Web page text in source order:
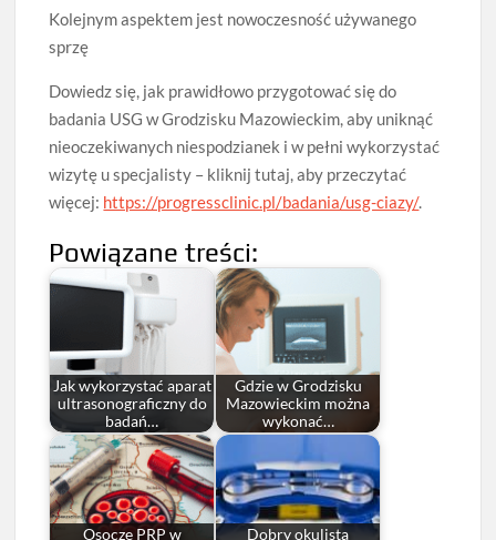
Kolejnym aspektem jest nowoczesność używanego
sprzę
Dowiedz się, jak prawidłowo przygotować się do
badania USG w Grodzisku Mazowieckim, aby uniknąć
nieoczekiwanych niespodzianek i w pełni wykorzystać
wizytę u specjalisty – kliknij tutaj, aby przeczytać
więcej: https://progressclinic.pl/badania/usg-ciazy/.
Powiązane treści:
Jak wykorzystać aparat
ultrasonograficzny do
badań…
Gdzie w Grodzisku
Mazowieckim można
wykonać…
Osocze PRP w Dobry okulista